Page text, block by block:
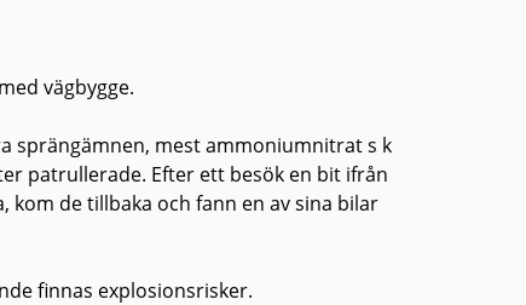
vägbygge.
sprängämnen, mest ammoniumnitrat s k
patrullerade. Efter ett besök en bit ifrån
de tillbaka och fann en av sina bilar
finnas explosionsrisker.